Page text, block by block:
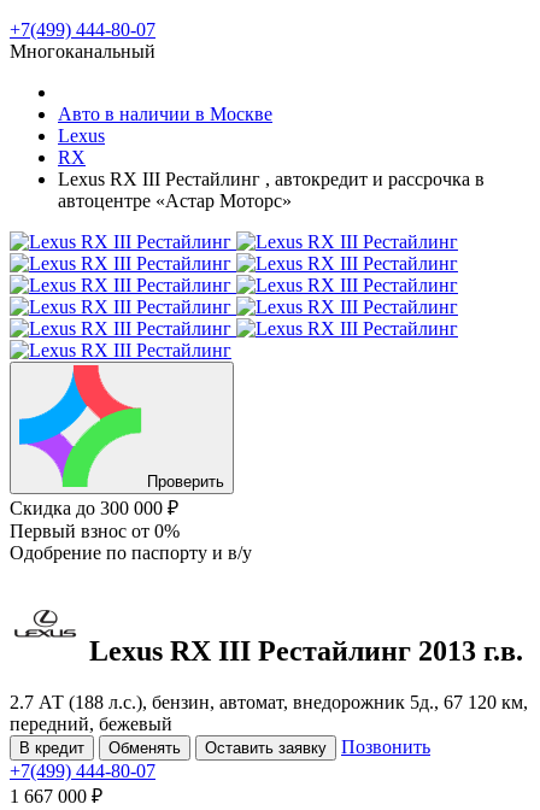
+7(499) 444-80-07
Многоканальный
Авто в наличии в Москве
Lexus
RX
Lexus RX III Рестайлинг , автокредит и рассрочка в
автоцентре «Астар Моторс»
Проверить
Скидка до 300 000 ₽
Первый взнос от 0%
Одобрение по паспорту и в/у
Lexus RX III Рестайлинг 2013 г.в.
2.7 АТ (188 л.с.), бензин, автомат, внедорожник 5д., 67 120 км,
передний, бежевый
В кредит Обменять Оставить заявку
Позвонить
+7(499) 444-80-07
1 667 000 ₽